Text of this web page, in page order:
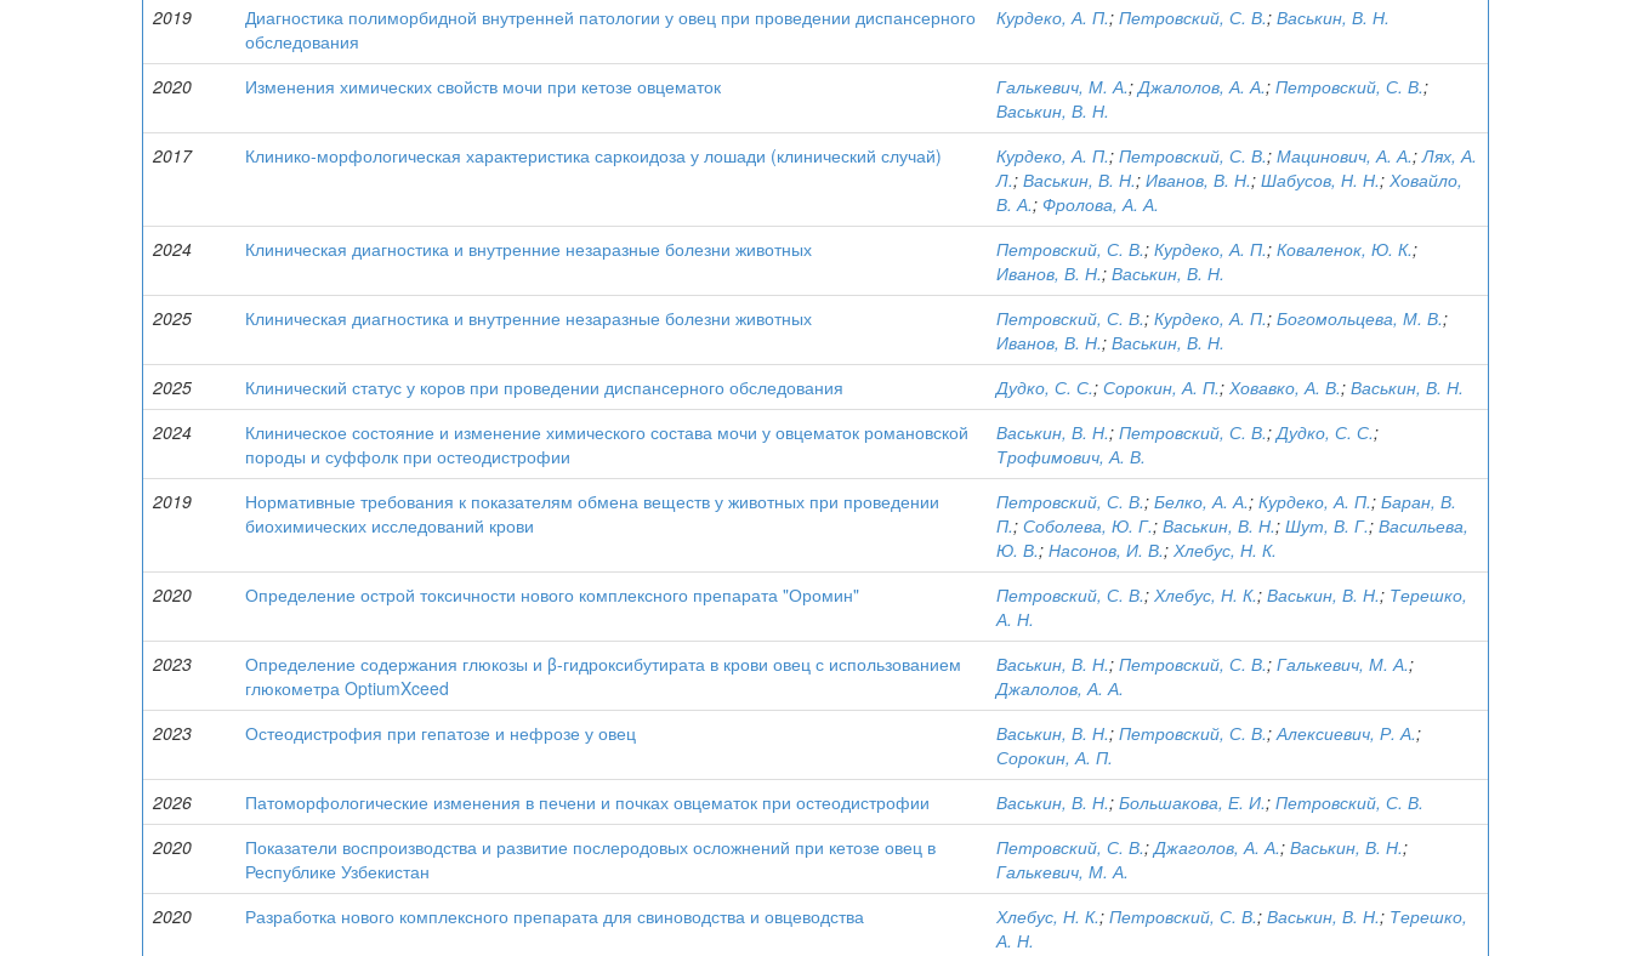
2019
Диагностика полиморбидной внутренней патологии у овец при проведении диспансерного
обследования
Курдеко, А. П.; Петровский, С. В.; Васькин, В. Н.
2020 Изменения химических свойств мочи при кетозе овцематок Галькевич, М. А.;Джалолов, А. А.; Петровский, С. В.;
Васькин, В. Н.
2017
Клинико-морфологическая характеристика саркоидоза у лошади (клинический случай) Курдеко, А. П.; Петровский, С. В.; Мацинович, А. А.;Лях, А.
Л.; Васькин, В. Н.; Иванов, В. Н.; Шабусов, Н. Н.; Ховайло,
В. А.; Фролова, А. А.
2024
Клиническая диагностика и внутренние незаразные болезни животных Петровский, С. В.; Курдеко, А. П.; Коваленок, Ю. К.;
Иванов, В. Н.; Васькин, В. Н.
2025
Клиническая диагностика и внутренние незаразные болезни животных Петровский, С. В.; Курдеко, А. П.; Богомольцева, М. В.;
Иванов, В. Н.; Васькин, В. Н.
2025
Клинический статус у коров при проведении диспансерного обследования Дудко, С. С.; Сорокин, А. П.; Ховавко, А. В.; Васькин, В. Н.
2024
Клиническое состояние и изменение химического состава мочи у овцематок романовской
породы и суффолк при остеодистрофии
Васькин, В. Н.; Петровский, С. В.;Дудко, С. С.;
Трофимович, А. В.
2019
Нормативные требования к показателям обмена веществ у животных при проведении
биохимических исследований крови
Петровский, С. В.; Белко, А. А.; Курдеко, А. П.; Баран, В.
П.; Соболева, Ю. Г.; Васькин, В. Н.; Шут, В. Г.; Васильева,
Ю. В.; Насонов, И. В.; Хлебус, Н. К.
2020
Определение острой токсичности нового комплексного препарата "Оромин" Петровский, С. В.; Хлебус, Н. К.; Васькин, В. Н.; Терешко,
А. Н.
2023
Определение содержания глюкозы и β-гидроксибутирата в крови овец с использованием
глюкометра OptiumXceed
Васькин, В. Н.; Петровский, С. В.; Галькевич, М. А.;
Джалолов, А. А.
2023
Остеодистрофия при гепатозе и нефрозе у овец Васькин, В. Н.; Петровский, С. В.;Алексиевич, Р. А.;
Сорокин, А. П.
2026
Патоморфологические изменения в печени и почках овцематок при остеодистрофии Васькин, В. Н.; Большакова, Е. И.; Петровский, С. В.
2020
Показатели воспроизводства и развитие послеродовых осложнений при кетозе овец в
Республике Узбекистан
Петровский, С. В.;Джаголов, А. А.; Васькин, В. Н.;
Галькевич, М. А.
2020
Разработка нового комплексного препарата для свиноводства и овцеводства Хлебус, Н. К.; Петровский, С. В.; Васькин, В. Н.; Терешко,
А. Н.